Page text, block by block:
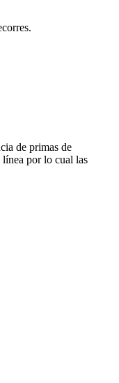
de primas de
línea por lo cual las